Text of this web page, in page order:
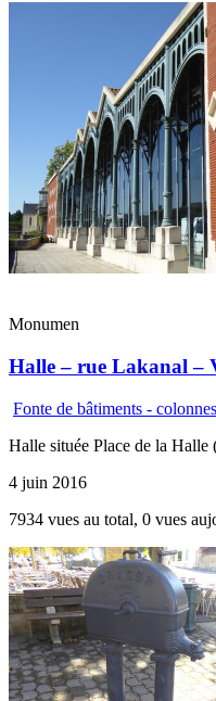
Monumen
Halle – rue Lakanal –
Fonte de bâtiments -
Halle située Place de la
4 juin 2016
7934 vues au total, 0 vues